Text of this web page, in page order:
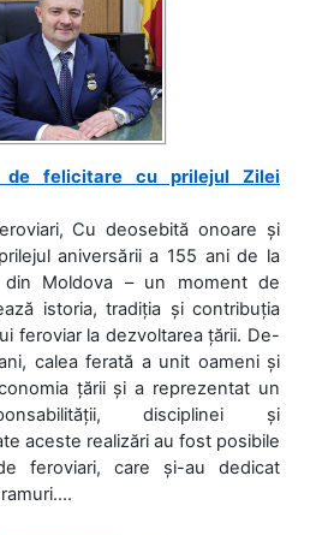
de felicitare cu prilejul Zilei
Cu deosebită onoare și
aniversării a 155 ani de la
din Moldova – un moment de
istoria, tradiția și contribuția
feroviar la dezvoltarea țării. De-
calea ferată a unit oameni și
țării și a reprezentat un
disciplinei și
aceste realizări au fost posibile
feroviari, care și-au dedicat